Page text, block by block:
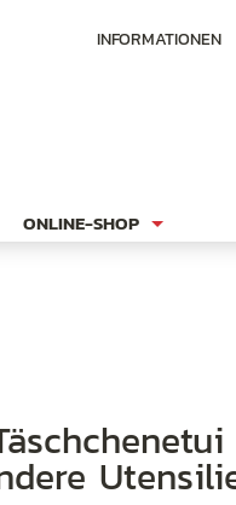
INFORMATIONEN
ONLINE-SHOP